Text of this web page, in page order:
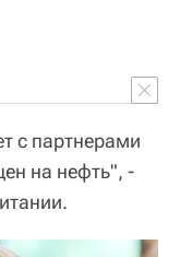
с партнерами
на нефть", -